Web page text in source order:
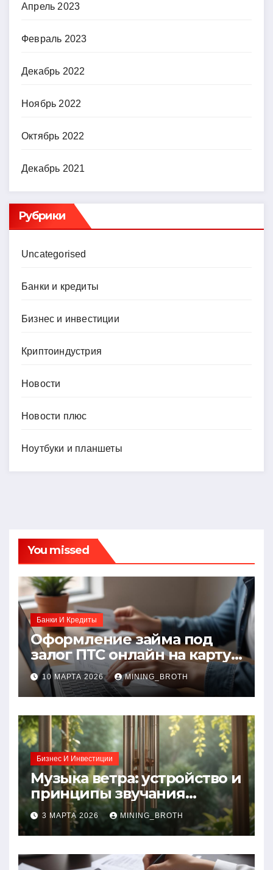
Апрель 2023
Февраль 2023
Декабрь 2022
Ноябрь 2022
Октябрь 2022
Декабрь 2021
Рубрики
Uncategorised
Банки и кредиты
Бизнес и инвестиции
Криптоиндустрия
Новости
Новости плюс
Ноутбуки и планшеты
You missed
Банки И Кредиты
Оформление займа под
залог ПТС онлайн на карту
без визита в офис: порядок,
требования и документы
10 МАРТА 2026 MINING_BROTH
Бизнес И Инвестиции
Музыка ветра: устройство и
принципы звучания
колокольчиков
3 МАРТА 2026 MINING_BROTH